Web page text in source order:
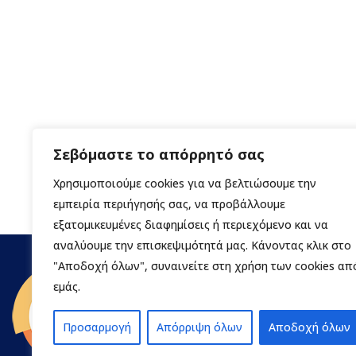
Σεβόμαστε το απόρρητό σας
Χρησιμοποιούμε cookies για να βελτιώσουμε την
εμπειρία περιήγησής σας, να προβάλλουμε
εξατομικευμένες διαφημίσεις ή περιεχόμενο και να
αναλύουμε την επισκεψιμότητά μας. Κάνοντας κλικ στο
"Αποδοχή όλων", συναινείτε στη χρήση των cookies
εμάς.
Προσαρμογή Απόρριψη όλων Αποδοχή όλων